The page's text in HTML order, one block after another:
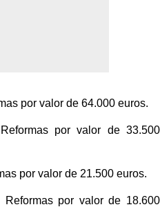
por valor de 64.000 euros.
por valor de 33.500
por valor de 21.500 euros.
Reformas por valor de 18.600